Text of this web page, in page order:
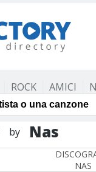
ROCK AMICI
by Nas
NAS